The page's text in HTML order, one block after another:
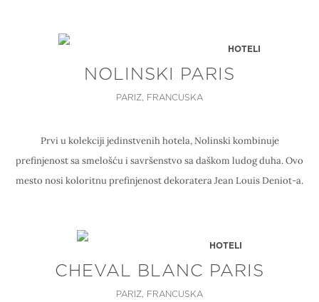
HOTELI
NOLINSKI PARIS
PARIZ, FRANCUSKA
Prvi u kolekciji jedinstvenih hotela, Nolinski kombinuje
prefinjenost sa smelošću i savršenstvo sa daškom ludog duha. Ovo
mesto nosi koloritnu prefinjenost dekoratera Jean Louis Deniot-a.
HOTELI
CHEVAL BLANC PARIS
PARIZ, FRANCUSKA